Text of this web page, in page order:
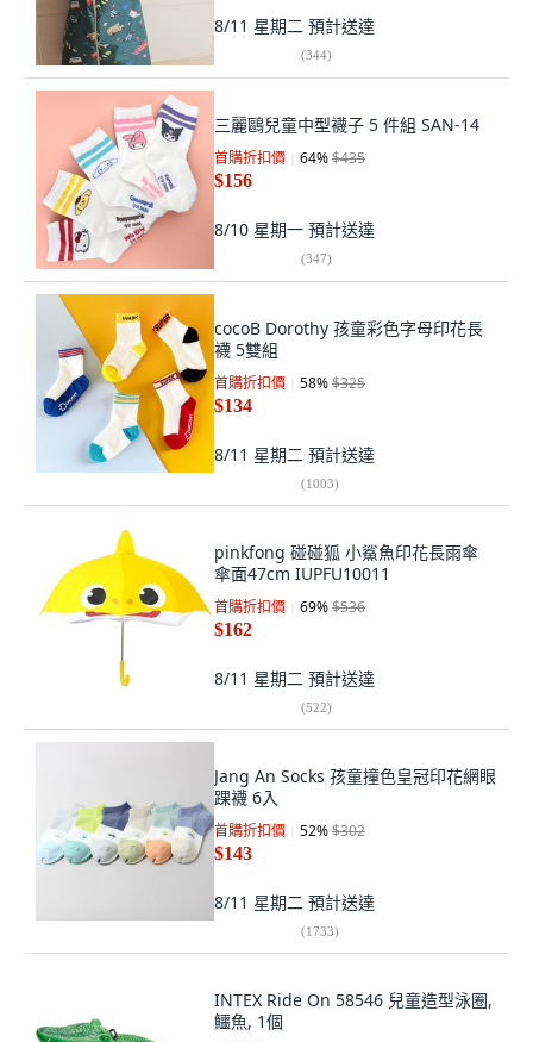
8/11 星期二 預計送達
(344)
三麗鷗兒童中型襪子 5 件組 SAN-14
首購折扣價 64%$435
$156
8/10 星期一 預計送達
(347)
cocoB Dorothy 孩童彩色字母印花長
襪 5雙組
首購折扣價 58%$325
$134
8/11 星期二 預計送達
(1003)
pinkfong 碰碰狐 小鯊魚印花長雨傘
傘面47cm IUPFU10011
首購折扣價 69%$536
$162
8/11 星期二 預計送達
(522)
Jang An Socks 孩童撞色皇冠印花網眼
踝襪 6入
首購折扣價 52%$302
$143
8/11 星期二 預計送達
(1733)
INTEX Ride On 58546 兒童造型泳圈,
鱷魚, 1個